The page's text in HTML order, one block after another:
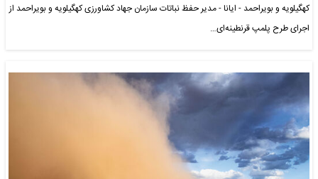
کهگیلویه و بویراحمد - ایانا - مدیر حفظ نباتات سازمان جهاد کشاورزی کهگیلویه و بویراحمد از
اجرای طرح پلمپ قرنطینه‌ای…